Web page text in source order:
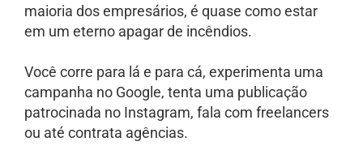
maioria dos empresários, é quase como estar
em um eterno apagar de incêndios.
Você corre para lá e para cá, experimenta uma
campanha no Google, tenta uma publicação
patrocinada no Instagram, fala com freelancers
ou até contrata agências.